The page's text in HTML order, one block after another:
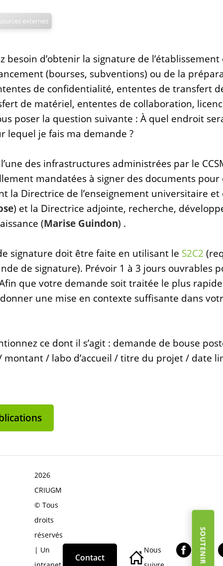
externes
besoin d’obtenir la signature de
(bourses, subventions) ou de la
de confidentialité, ententes de transfert
de matériel, ententes de collaboration,
poser la question suivante : À quel endroit
lequel je fais ma demande ?
des infrastructures administrées par le
mandatées à signer des documents pour
la Directrice de l’enseignement universitaire
) et la Directrice adjointe, recherche,
(Marise Guindon) .
signature doit être faite en utilisant le S2C2
de signature). Prévoir 1 à 3 jours ouvrables
que votre demande soit traitée le plus
une mise en contexte suffisante dans
ce dont il s’agit : demande de bouse
/ labo d’accueil / titre du projet / date
2026
CRIUGM
© Tous
droits
réservés
| Un
Contact
Nous